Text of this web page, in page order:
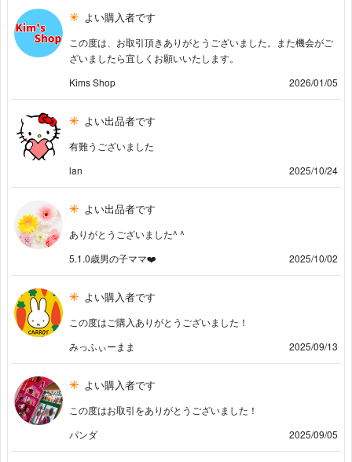
よい購入者です
この度は、お取引頂きありがとうございました。また機会がご
ざいましたら宜しくお願いいたします。
Kims Shop
2026/01/05
よい出品者です
有難うございました
lan
2025/10/24
よい出品者です
ありがとうございました^ ^
5.1.0歳男の子ママ❤️
2025/10/02
よい購入者です
この度はご購入ありがとうございました！
みっふぃーまま
2025/09/13
よい購入者です
この度はお取引をありがとうございました！
パンダ
2025/09/05